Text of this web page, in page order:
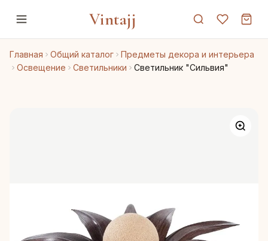
Vintajj
Главная Общий каталог
Предметы декора и интерьера
Освещение
Светильники Светильник "Сильвия"